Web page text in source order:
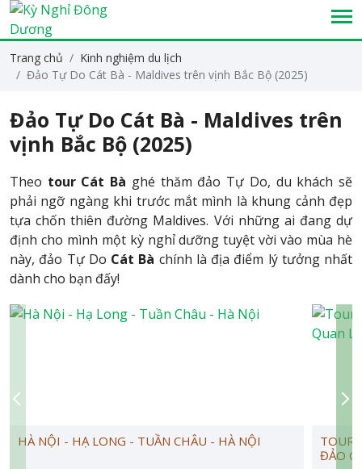
Trang chủ
Kinh nghiệm du lịch
Đảo Tự Do Cát Bà - Maldives trên vịnh Bắc Bộ (2025)
Đảo Tự Do Cát Bà - Maldives trên
vịnh Bắc Bộ (2025)
Theo tour Cát Bà ghé thăm đảo Tự Do, du khách sẽ
phải ngỡ ngàng khi trước mắt mình là khung cảnh đẹp
tựa chốn thiên đường Maldives. Với những ai đang dự
định cho mình một kỳ nghỉ dưỡng tuyệt vời vào mùa hè
này, đảo Tự Do Cát Bà chính là địa điểm lý tưởng nhất
dành cho bạn đấy!
HÀ NỘI - HẠ LONG - TUẦN CHÂU - HÀ NỘI
TOUR
ĐẢO